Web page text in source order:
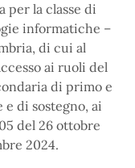
per la classe di
informatiche –
di cui al
ai ruoli del
di primo e
di sostegno, ai
del 26 ottobre
2024.